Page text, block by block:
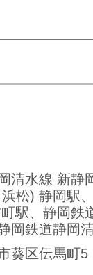
たいこ
のお問
清水線 新静
松) 静岡駅
駅、静岡鉄
岡鉄道静岡
葵区伝馬町5